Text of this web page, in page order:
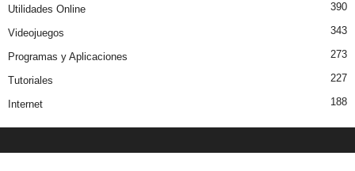
Utilidades Online 390
Videojuegos 343
Programas y Aplicaciones 273
Tutoriales 227
Internet 188